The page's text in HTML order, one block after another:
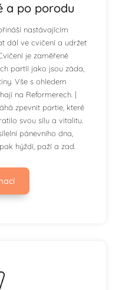
a po porodu
nastávajícím
dál ve cvičení a udržet
je zaměřené
partíí jako jsou záda,
Vše s ohledem
na Reformerech. |
zpevnit partie, které
svou sílu a vitalitu.
pánevního dna,
hýždí, paží a zad.